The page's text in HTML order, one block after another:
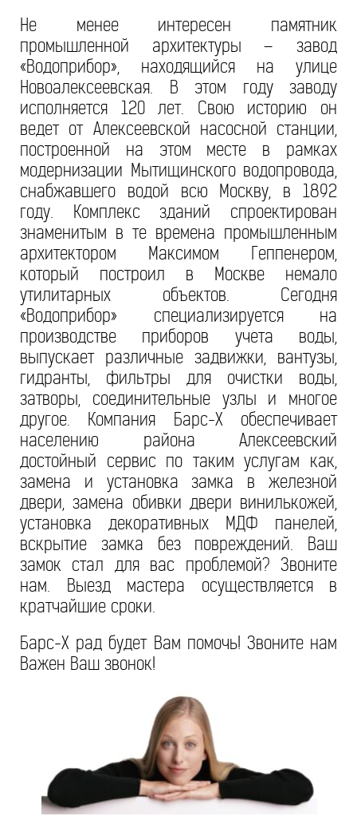
Не менее интересен памятник
промышленной архитектуры – завод
«Водоприбор», находящийся на улице
Новоалексеевская. В этом году заводу
исполняется 120 лет. Свою историю он
ведет от Алексеевской насосной станции,
построенной на этом месте в рамках
модернизации Мытищинского водопровода,
снабжавшего водой всю Москву, в 1892
году. Комплекс зданий спроектирован
знаменитым в те времена промышленным
архитектором Максимом Геппенером,
который построил в Москве немало
утилитарных объектов. Сегодня
«Водоприбор» специализируется на
производстве приборов учета воды,
выпускает различные задвижки, вантузы,
гидранты, фильтры для очистки воды,
затворы, соединительные узлы и многое
другое. Компания Барс-Х обеспечивает
населению района Алексеевский
достойный сервис по таким услугам как,
замена и установка замка в железной
двери, замена обивки двери винилькожей,
установка декоративных МДФ панелей,
вскрытие замка без повреждений. Ваш
замок стал для вас проблемой? Звоните
нам. Выезд мастера осуществляется в
кратчайшие сроки.
Барс-Х рад будет Вам помочь! Звоните нам
Важен Ваш звонок!